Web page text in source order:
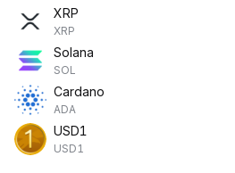
XRP
XRP
Solana
SOL
Cardano
ADA
USD1
USD1